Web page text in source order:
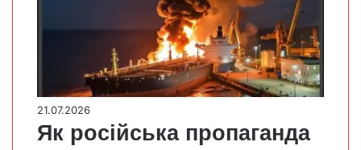
21.07.2026
Як російська пропаганда